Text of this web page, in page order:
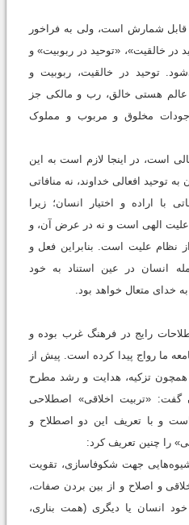
قابل شمارش است، ولی به فراخور
در خالقیت»، «توحید در ربوبیت» و
توحید در خالقیت، ربوبیت و
عالم هستی خالق، رب و مالکی جز
مخلوق و مربوب و مملوک
است، در اینجا لازم است به این
توحید افعالی خداوند، نه منافاتی
با اراده و اختیار انسان؛ زیرا
الهی است و نه در عرض آن، و
نظام علیت است. بنابراین فعل و
انسان در عین استناد به خود
به خدای متعال خواهد بود.
رایج در فرهنگ غرب بوده و
ما رواج پیدا کرده است. پیش از
همچون تزکیه، هدایت و رشد مطرح
گفت: «تربیت اخلاقی» اصطلاحی
و با تعریف این دو اصطلاح و
را چنین تعریف کرد:
شیوه‌هایی جهت شکوفاسازی، تقویت
و اصلاح و از بین بردن صفات،
خود انسان یا دیگری (همت بناری،